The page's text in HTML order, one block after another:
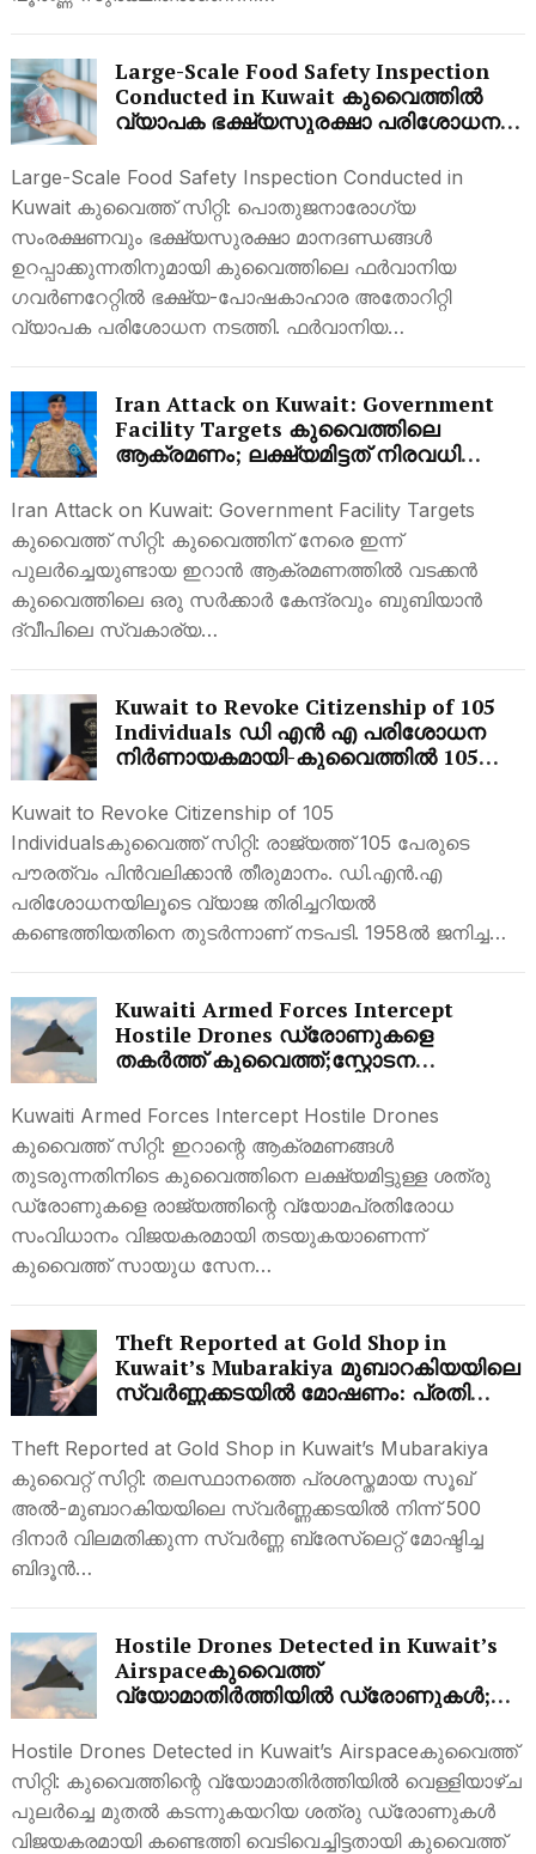
Large-Scale Food Safety Inspection
Conducted in Kuwait കുവൈത്തിൽ
വ്യാപക ഭക്ഷ്യസുരക്ഷാ പരിശോധന;
പിടിച്ചെടുത്ത് നശിപ്പിച്ചു
Large-Scale Food Safety Inspection Conducted in
Kuwait കുവൈത്ത് സിറ്റി: പൊതുജനാരോഗ്യ
സംരക്ഷണവും ഭക്ഷ്യസുരക്ഷാ മാനദണ്ഡങ്ങൾ
ഉറപ്പാക്കുന്നതിനുമായി കുവൈത്തിലെ ഫർവാനിയ
ഗവർണറേറ്റിൽ ഭക്ഷ്യ-പോഷകാഹാര അതോറിറ്റി
വ്യാപക പരിശോധന നടത്തി. ഫർവാനിയ…
Iran Attack on Kuwait: Government
Facility Targets കുവൈത്തിലെ
ആക്രമണം; ലക്ഷ്യമിട്ടത് നിരവധി
ക്രിമിനൽ ആക്രമണം
Iran Attack on Kuwait: Government Facility Targets
കുവൈത്ത് സിറ്റി: കുവൈത്തിന് നേരെ ഇന്ന്
പുലർച്ചെയുണ്ടായ ഇറാൻ ആക്രമണത്തിൽ വടക്കൻ
കുവൈത്തിലെ ഒരു സർക്കാർ കേന്ദ്രവും ബുബിയാൻ
ദ്വീപിലെ സ്വകാര്യ…
Kuwait to Revoke Citizenship of 105
Individuals ഡി എൻ എ പരിശോധന
നിർണായകമായി-കുവൈത്തിൽ 105
കൂടുതലറിയാം
Kuwait to Revoke Citizenship of 105
Individualsകുവൈത്ത് സിറ്റി: രാജ്യത്ത് 105 പേരുടെ
പൗരത്വം പിൻവലിക്കാൻ തീരുമാനം. ഡി.എൻ.എ
പരിശോധനയിലൂടെ വ്യാജ തിരിച്ചറിയൽ
കണ്ടെത്തിയതിനെ തുടർന്നാണ് നടപടി. 1958ൽ ജനിച്ച…
Kuwaiti Armed Forces Intercept
Hostile Drones ഡ്രോണുകളെ
തകർത്ത് കുവൈത്ത്;സ്ഫോടന
Kuwaiti Armed Forces Intercept Hostile Drones
കുവൈത്ത് സിറ്റി: ഇറാന്റെ ആക്രമണങ്ങൾ
തുടരുന്നതിനിടെ കുവൈത്തിനെ ലക്ഷ്യമിട്ടുള്ള ശത്രു
ഡ്രോണുകളെ രാജ്യത്തിന്റെ വ്യോമപ്രതിരോധ
സംവിധാനം വിജയകരമായി തടയുകയാണെന്ന്
കുവൈത്ത് സായുധ സേന…
Theft Reported at Gold Shop in
Kuwait’s Mubarakiya മുബാറകിയയിലെ
സ്വർണ്ണക്കടയിൽ മോഷണം: പ്രതി
Theft Reported at Gold Shop in Kuwait’s Mubarakiya
കുവൈറ്റ് സിറ്റി: തലസ്ഥാനത്തെ പ്രശസ്തമായ സൂഖ്
അൽ-മുബാറകിയയിലെ സ്വർണ്ണക്കടയിൽ നിന്ന് 500
ദിനാർ വിലമതിക്കുന്ന സ്വർണ്ണ ബ്രേസ്ലെറ്റ് മോഷ്ടിച്ച
ബിദൂൻ…
Hostile Drones Detected in Kuwait’s
Airspaceകുവൈത്ത്
വ്യോമാതിർത്തിയിൽ ഡ്രോണുകൾ;
Hostile Drones Detected in Kuwait’s Airspaceകുവൈത്ത്
സിറ്റി: കുവൈത്തിന്റെ വ്യോമാതിർത്തിയിൽ വെള്ളിയാഴ്ച
പുലർച്ചെ മുതൽ കടന്നുകയറിയ ശത്രു ഡ്രോണുകൾ
വിജയകരമായി കണ്ടെത്തി വെടിവെച്ചിട്ടതായി കുവൈത്ത്